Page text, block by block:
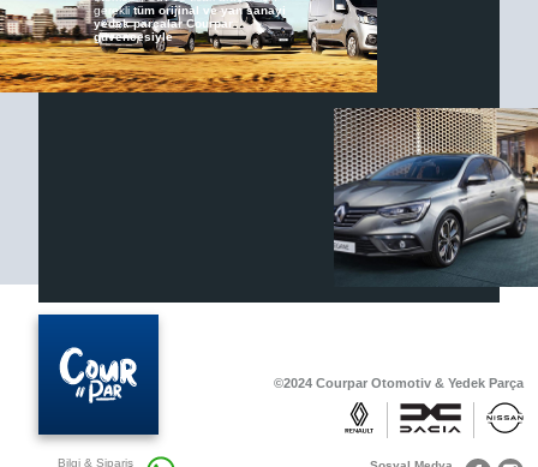
Otomobil, Suv, arazi ve ticari araçlar için
gerekli sarf malzemeler Courpar’da
Araçlarınız için bulunamayan parçaları
müşterilerimize çözüm sunuyoruz.
Renault & Dacia Araçlarınızda
Yedek Parça Çözümleri için
En Güvenilir Destek Noktası
gereklitüm orijinal ve yan sanayi
yedek parçalar Courpar
güvencesiyle
©2024 Courpar Otomotiv & Yedek Parça
Bilgi & Sipariş